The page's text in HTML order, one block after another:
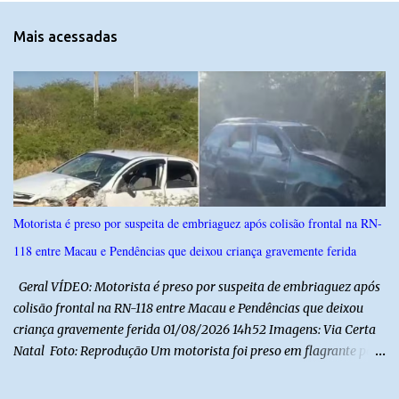
r
i
o
s
Mais acessadas
Motorista é preso por suspeita de embriaguez após colisão frontal na RN-
118 entre Macau e Pendências que deixou criança gravemente ferida
Geral VÍDEO: Motorista é preso por suspeita de embriaguez após
colisão frontal na RN-118 entre Macau e Pendências que deixou
criança gravemente ferida 01/08/2026 14h52 Imagens: Via Certa
Natal Foto: Reprodução Um motorista foi preso em flagrante por